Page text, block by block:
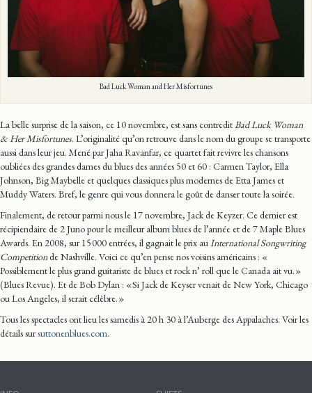
Bad Luck Woman and Her Misfortunes
La belle surprise de la saison, ce 10 novembre, est sans contreditBad Luck Woman
& Her Misfortunes. L’originalité qu’on retrouve dans le nom du groupe se transporte
aussi dans leur jeu. Mené par Jaha Ravanfar, ce quartet fait revivre les chansons
oubliées des grandes dames du blues des années 50 et 60 : Carmen Taylor, Ella
Johnson, Big Maybelle et quelques classiques plus modernes de Etta James et
Muddy Waters. Bref, le genre qui vous donnera le goût de danser toute la soirée.
Finalement, de retour parmi nous le 17 novembre, Jack de Keyzer. Ce dernier est
récipiendaire de 2 Juno pour le meilleur album blues de l’année et de 7 Maple Blues
Awards. En 2008, sur 15 000 entrées, il gagnait le prix auInternational Songwriting
Competitionde Nashville. Voici ce qu’en pense nos voisins américains : «
Possiblement le plus grand guitariste de blues et rock n’ roll que le Canada ait vu. »
(Blues Revue). Et de Bob Dylan : « Si Jack de Keyser venait de New York, Chicago
ou Los Angeles, il serait célèbre. »
Tous les spectacles ont lieu les samedis à 20 h 30 à l’Auberge des Appalaches. Voir les
détails sursuttonenblues.com.